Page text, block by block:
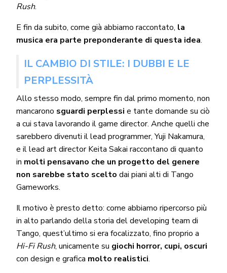
Rush.
E fin da subito, come già abbiamo raccontato, la
musica era parte preponderante di questa idea.
IL CAMBIO DI STILE: I DUBBI E LE
PERPLESSITÀ
Allo stesso modo, sempre fin dal primo momento, non
mancarono sguardi perplessie tante domande su ciò
a cui stava lavorando il game director. Anche quelli che
sarebbero divenuti il lead programmer, Yuji Nakamura,
e il lead art director Keita Sakai raccontano di quanto
in molti pensavano che un progetto del genere
non sarebbe stato sceltodai piani alti di Tango
Gameworks.
Il motivo è presto detto: come abbiamo ripercorso più
in alto parlando della storia del developing team di
Tango, quest’ultimo si era focalizzato, fino proprio a
Hi-Fi Rush, unicamente su giochi horror, cupi, oscuri
con design e grafica molto realistici.